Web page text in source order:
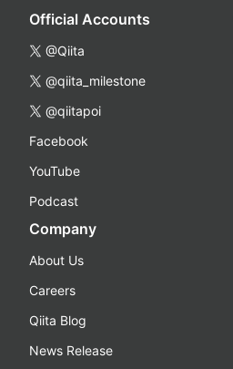
Official Accounts
@Qiita
@qiita_milestone
@qiitapoi
Facebook
YouTube
Podcast
Company
About Us
Careers
Qiita Blog
News Release